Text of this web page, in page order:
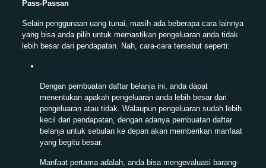
Pass-Passan
Selain penggunaan uang tunai, masih ada beberapa cara lainnya
yang bisa anda pilih untuk memastikan pengeluaran anda tidak
lebih besar dari pendapatan. Nah, cara-cara tersebut seperti:
Dengan pembuatan daftar belanja ini, anda dapat
menentukan apakah pengeluaran anda lebih besar dari
pengeluaran atau tidak. Walaupun pengeluaran sudah lebih
kecil dari pendapatan, dengan adanya pembuatan daftar
belanja untuk sebulan ke depan akan memberikan manfaat
yang begitu besar.
Manfaat pertama adalah, anda bisa mengevaluasi barang-